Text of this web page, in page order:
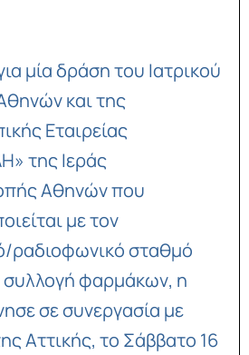
μία δράση του Ιατρικού
και της
Εταιρείας
της Ιεράς
Αθηνών που
με τον
ραδιοφωνικό σταθμό
συλλογή φαρμάκων, η
σε συνεργασία με
Αττικής, το Σάββατο 16